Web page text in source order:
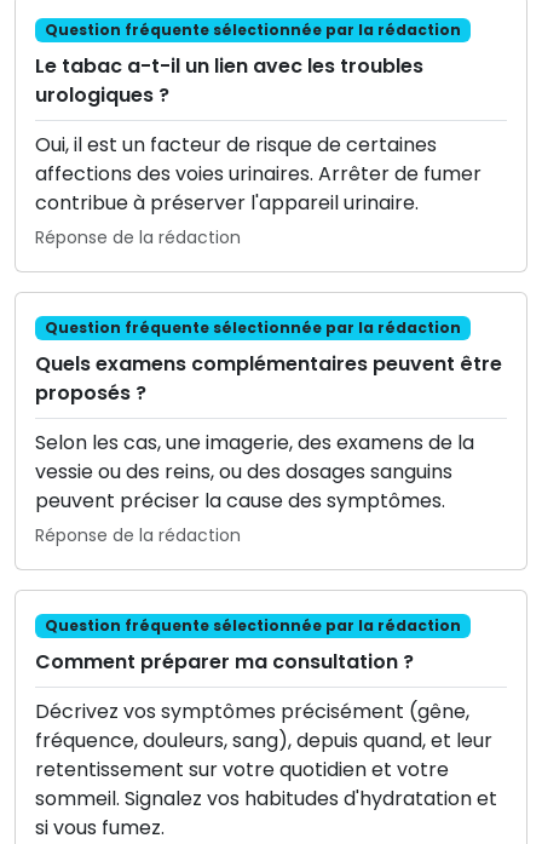
Question fréquente sélectionnée par la rédaction
Le tabac a-t-il un lien avec les troubles
urologiques ?
Oui, il est un facteur de risque de certaines
affections des voies urinaires. Arrêter de fumer
contribue à préserver l'appareil urinaire.
Réponse de la rédaction
Question fréquente sélectionnée par la rédaction
Quels examens complémentaires peuvent être
proposés ?
Selon les cas, une imagerie, des examens de la
vessie ou des reins, ou des dosages sanguins
peuvent préciser la cause des symptômes.
Réponse de la rédaction
Question fréquente sélectionnée par la rédaction
Comment préparer ma consultation ?
Décrivez vos symptômes précisément (gêne,
fréquence, douleurs, sang), depuis quand, et leur
retentissement sur votre quotidien et votre
sommeil. Signalez vos habitudes d'hydratation et
si vous fumez.